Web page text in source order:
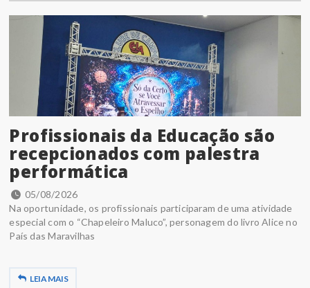
Profissionais da Educação são
recepcionados com palestra
performática
05/08/2026
Na oportunidade, os profissionais participaram de uma atividade
especial com o “Chapeleiro Maluco”, personagem do livro Alice no
País das Maravilhas
LEIA MAIS